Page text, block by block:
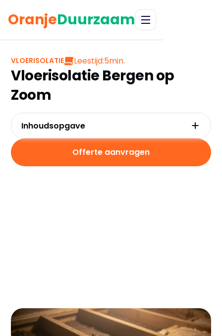
OranjeDuurzaam
VLOERISOLATIE Leestijd:5min.
Vloerisolatie Bergen op
Zoom
Inhoudsopgave
Zoom?
Kosten en besparingen vloerisolatie
Offerte aanvragen